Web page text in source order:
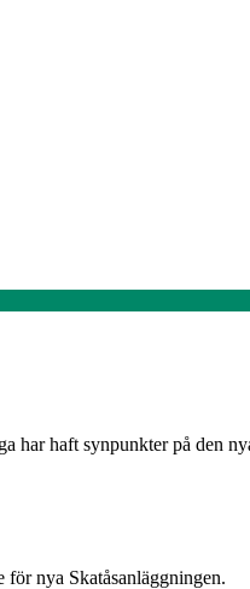
har haft synpunkter på den
nya Skatåsanläggningen.